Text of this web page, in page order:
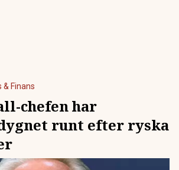
& Finans
chefen har
runt efter ryska